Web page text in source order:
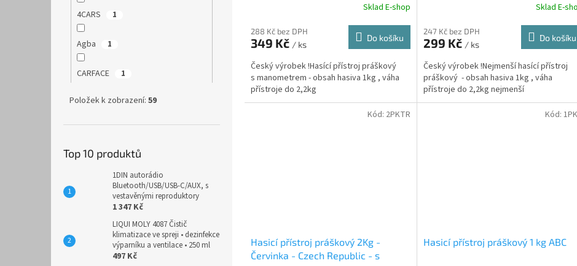
4CARS 1
Agba 1
CARFACE 1
COMPASS 2
ČERVINKA-CZECH REPUBLIC s.r.o.
Položek k zobrazení: 59
Top 10 produktů
1DIN autorádio
Bluetooth/USB/USB-C/AUX, s
vestavěnými reproduktory
1 347 Kč
LIQUI MOLY 4087 Čistič
klimatizace ve spreji • dezinfekce
výparníku a ventilace • 250 ml
497 Kč
Sklad E-shop
288 Kč bez DPH
349 Kč / ks
Do košíku
Český výrobek !Hasící přístroj práškový
s manometrem - obsah hasiva 1kg , váha
přístroje do 2,2kg
Sklad E-
247 Kč bez DPH
299 Kč / ks
Do košíku
Český výrobek !Nejmenší hasící přístroj
práškový - obsah hasiva 1kg , váha
přístroje do 2,2kg nejmenší
Hasicí přístroj práškový 2Kg -
Červinka - Czech Republic - s
Kód: 2PKTR
Hasicí přístroj práškový 1 kg ABC
Kód: